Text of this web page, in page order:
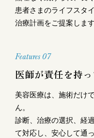
患者さまのライフスタ
治療計画をご提案します
Features 07
医師が責任を持
美容医療は、施術だけ
ん。
診断、治療の選択、経
て対応し、安心して通